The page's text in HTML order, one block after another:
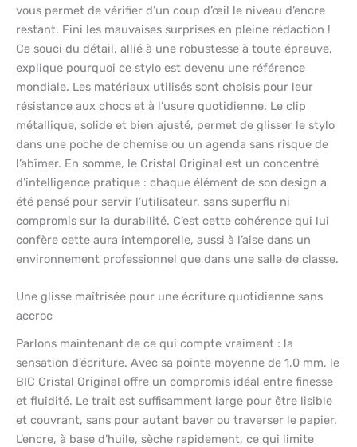
vous permet de vérifier d’un coup d’œil le niveau d’encre
restant. Fini les mauvaises surprises en pleine rédaction !
Ce souci du détail, allié à une robustesse à toute épreuve,
explique pourquoi ce stylo est devenu une référence
mondiale. Les matériaux utilisés sont choisis pour leur
résistance aux chocs et à l’usure quotidienne. Le clip
métallique, solide et bien ajusté, permet de glisser le stylo
dans une poche de chemise ou un agenda sans risque de
l’abîmer. En somme, le Cristal Original est un concentré
d’intelligence pratique : chaque élément de son design a
été pensé pour servir l’utilisateur, sans superflu ni
compromis sur la durabilité. C’est cette cohérence qui lui
confère cette aura intemporelle, aussi à l’aise dans un
environnement professionnel que dans une salle de classe.
Une glisse maîtrisée pour une écriture quotidienne sans
accroc
Parlons maintenant de ce qui compte vraiment : la
sensation d’écriture. Avec sa pointe moyenne de 1,0 mm, le
BIC Cristal Original offre un compromis idéal entre finesse
et fluidité. Le trait est suffisamment large pour être lisible
et couvrant, sans pour autant baver ou traverser le papier.
L’encre, à base d’huile, sèche rapidement, ce qui limite